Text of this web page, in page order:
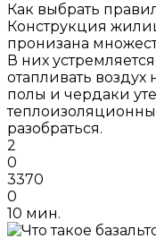
Как выбрать
Конструкция
пронизана
В них
отапливать
полы и чердаки
разобраться.
2
0
3370
0
10 мин.